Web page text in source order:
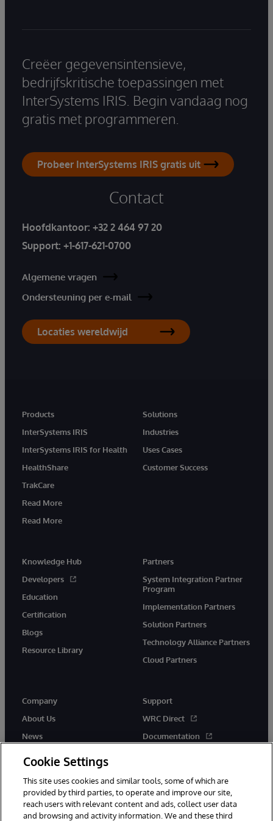
Creëer gegevensintensieve,
bedrijfskritische toepassingen met
InterSystems IRIS. Begin vandaag nog
gratis met programmeren.
Probeer InterSystems IRIS gratis uit
Contact
Hoofdkantoor: +32 2 464 97 20
Support: +1-617-621-0700
Algemene vragen
Ondersteuning per e-mail
Locaties wereldwijd
Products
InterSystems IRIS
InterSystems IRIS for Health
HealthShare
TrakCare
Read More
Read More
Solutions
Industries
Uses Cases
Customer Success
Knowledge Hub
Developers
Education
Certification
Blogs
Resource Library
Partners
System Integration Partner
Program
Implementation Partners
Solution Partners
Technology Alliance Partners
Cloud Partners
Company
About Us
News
Support
WRC Direct
Documentation
Cookie Settings
This site uses cookies and similar tools, some of which are
provided by third parties, to operate and improve our site,
reach users with relevant content and ads, collect user data
and browsing and activity information. We and these third